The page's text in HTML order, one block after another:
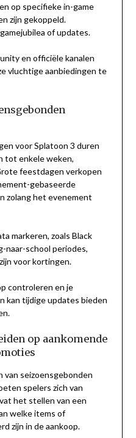
op specifieke in-game
zijn gekoppeld.
of updates.
en officiële kanalen
vluchtige aanbiedingen te
voor Splatoon 3 duren
tot enkele weken,
feestdagen verkopen
gebaseerde
zolang het evenement
markeren, zoals Black
naar-school periodes,
voor kortingen.
controleren en je
kan tijdige updates bieden
op aankomende
van seizoensgebonden
spelers zich van
het stellen van een
welke items of
zijn in de aankoop.